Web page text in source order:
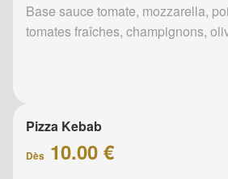
Base sauce tomate, mozzarella,
tomates fraîches, champignons,
Pizza Kebab
Dès 10.00 €